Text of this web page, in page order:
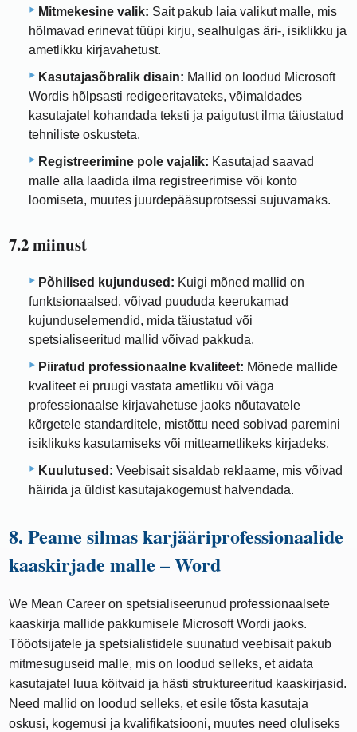
Mitmekesine valik: Sait pakub laia valikut malle, mis
hõlmavad erinevat tüüpi kirju, sealhulgas äri-, isiklikku ja
ametlikku kirjavahetust.
Kasutajasõbralik disain: Mallid on loodud Microsoft
Wordis hõlpsasti redigeeritavateks, võimaldades
kasutajatel kohandada teksti ja paigutust ilma täiustatud
tehniliste oskusteta.
Registreerimine pole vajalik: Kasutajad saavad
malle alla laadida ilma registreerimise või konto
loomiseta, muutes juurdepääsuprotsessi sujuvamaks.
7.2 miinust
Põhilised kujundused: Kuigi mõned mallid on
funktsionaalsed, võivad puududa keerukamad
kujunduselemendid, mida täiustatud või
spetsialiseeritud mallid võivad pakkuda.
Piiratud professionaalne kvaliteet: Mõnede mallide
kvaliteet ei pruugi vastata ametliku või väga
professionaalse kirjavahetuse jaoks nõutavatele
kõrgetele standarditele, mistõttu need sobivad paremini
isiklikuks kasutamiseks või mitteametlikeks kirjadeks.
Kuulutused: Veebisait sisaldab reklaame, mis võivad
häirida ja üldist kasutajakogemust halvendada.
8. Peame silmas karjääriprofessionaalide
kaaskirjade malle – Word
We Mean Career on spetsialiseerunud professionaalsete
kaaskirja mallide pakkumisele Microsoft Wordi jaoks.
Tööotsijatele ja spetsialistidele suunatud veebisait pakub
mitmesuguseid malle, mis on loodud selleks, et aidata
kasutajatel luua köitvaid ja hästi struktureeritud kaaskirjasid.
Need mallid on loodud selleks, et esile tõsta kasutaja
oskusi, kogemusi ja kvalifikatsiooni, muutes need oluliseks